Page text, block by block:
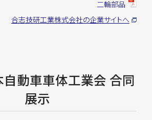
二輪部品
合志技研工業株式会社の企業サイトへ
自動車車体工業会 合同
展示